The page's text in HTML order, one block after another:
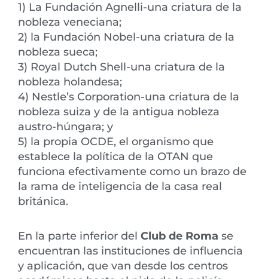
1) La Fundación Agnelli-una criatura de la
nobleza veneciana;
2) la Fundación Nobel-una criatura de la
nobleza sueca;
3) Royal Dutch Shell-una criatura de la
nobleza holandesa;
4) Nestle’s Corporation-una criatura de la
nobleza suiza y de la antigua nobleza
austro-húngara; y
5) la propia OCDE, el organismo que
establece la política de la OTAN que
funciona efectivamente como un brazo de
la rama de inteligencia de la casa real
británica.
En la parte inferior del Club de Roma se
encuentran las instituciones de influencia
y aplicación, que van desde los centros